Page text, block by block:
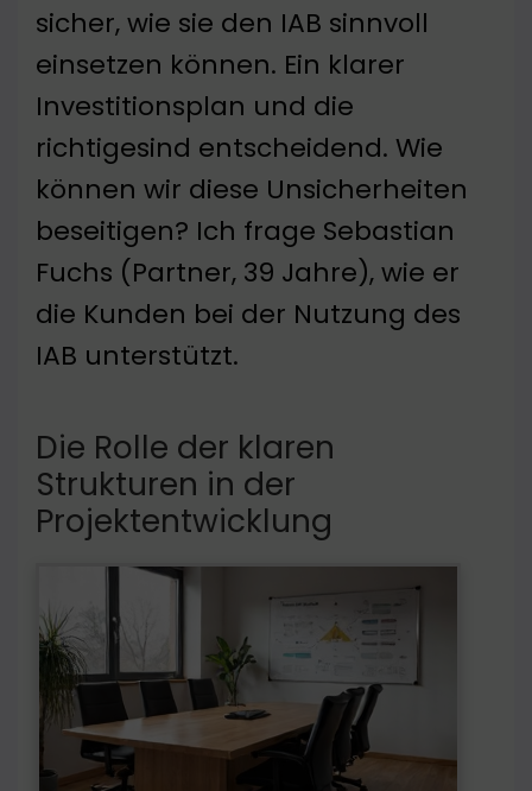
sicher, wie sie den IAB sinnvoll
einsetzen können. Ein klarer
Investitionsplan und die
richtigesind entscheidend. Wie
können wir diese Unsicherheiten
beseitigen? Ich frage Sebastian
Fuchs (Partner, 39 Jahre), wie er
die Kunden bei der Nutzung des
IAB unterstützt.
Die Rolle der klaren
Strukturen in der
Projektentwicklung